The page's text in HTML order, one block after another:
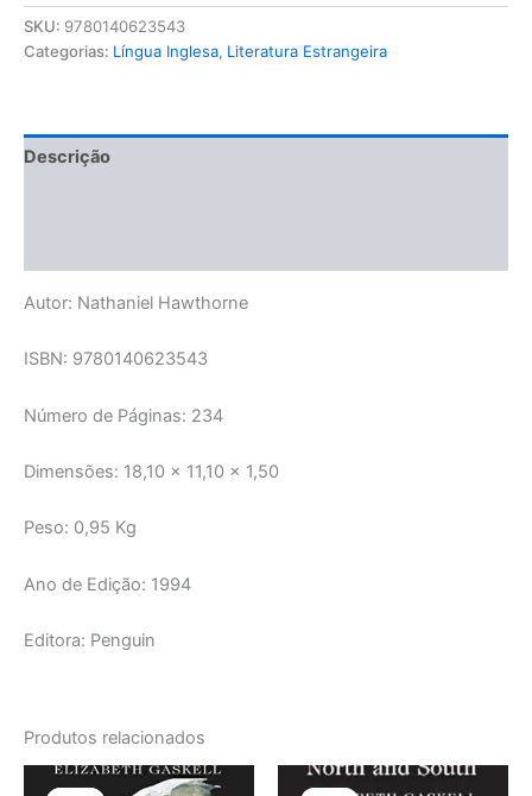
SKU: 9780140623543
Categorias: Língua Inglesa, Literatura Estrangeira
Descrição
Autor: Nathaniel Hawthorne
ISBN: 9780140623543
Número de Páginas: 234
Dimensões: 18,10 x 11,10 x 1,50
Peso: 0,95 Kg
Ano de Edição: 1994
Editora: Penguin
Produtos relacionados
O
O
O
O